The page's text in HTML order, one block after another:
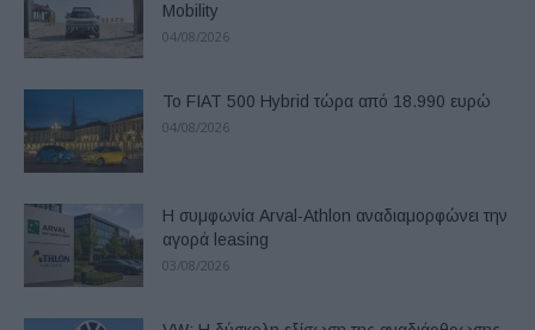
Mobility
04/08/2026
Το FIAT 500 Hybrid τώρα από 18.990 ευρώ
04/08/2026
Η συμφωνία Arval-Athlon αναδιαμορφώνει την
αγορά leasing
03/08/2026